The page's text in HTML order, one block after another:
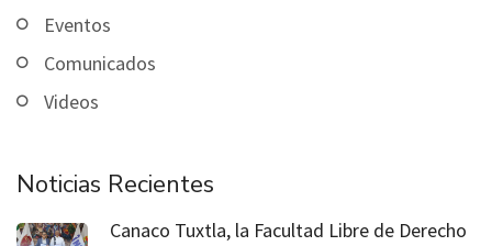
Eventos
Comunicados
Videos
Noticias Recientes
Canaco Tuxtla, la Facultad Libre de Derecho